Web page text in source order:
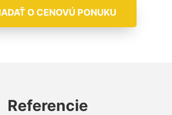
O CENOVÚ PONUKU
Referencie